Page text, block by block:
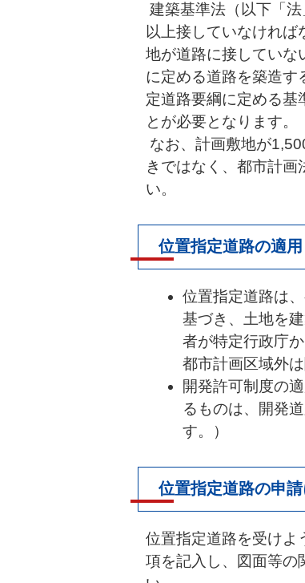
建築基準法（以下「
以上接していなけれ
地が道路に接していな
に定める道路を築造す
定道路要綱に定める基
とが必要となります。
なお、計画敷地が
きではなく、都市計画
い。
位置指定道路の適用
位置指定道路は
基づき、土地を
者が特定行政庁
都市計画区域外
開発許可制度の
るものは、開発
す。）
位置指定道路の申
位置指定道路を受けよ
項を記入し、図面等の